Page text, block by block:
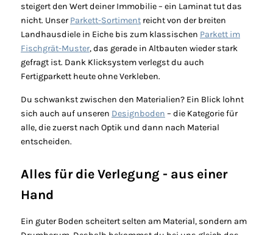
steigert den Wert deiner Immobilie – ein Laminat tut das
nicht. UnserParkett-Sortiment reicht von der breiten
Landhausdiele in Eiche bis zum klassischen Parkett im
Fischgrät-Muster, das gerade in Altbauten wieder stark
gefragt ist. Dank Klicksystem verlegst du auch
Fertigparkett heute ohne Verkleben.
Du schwankst zwischen den Materialien? Ein Blick lohnt
sich auch auf unseren Designboden – die Kategorie für
alle, die zuerst nach Optik und dann nach Material
entscheiden.
Alles für die Verlegung - aus einer
Hand
Ein guter Boden scheitert selten am Material, sondern am